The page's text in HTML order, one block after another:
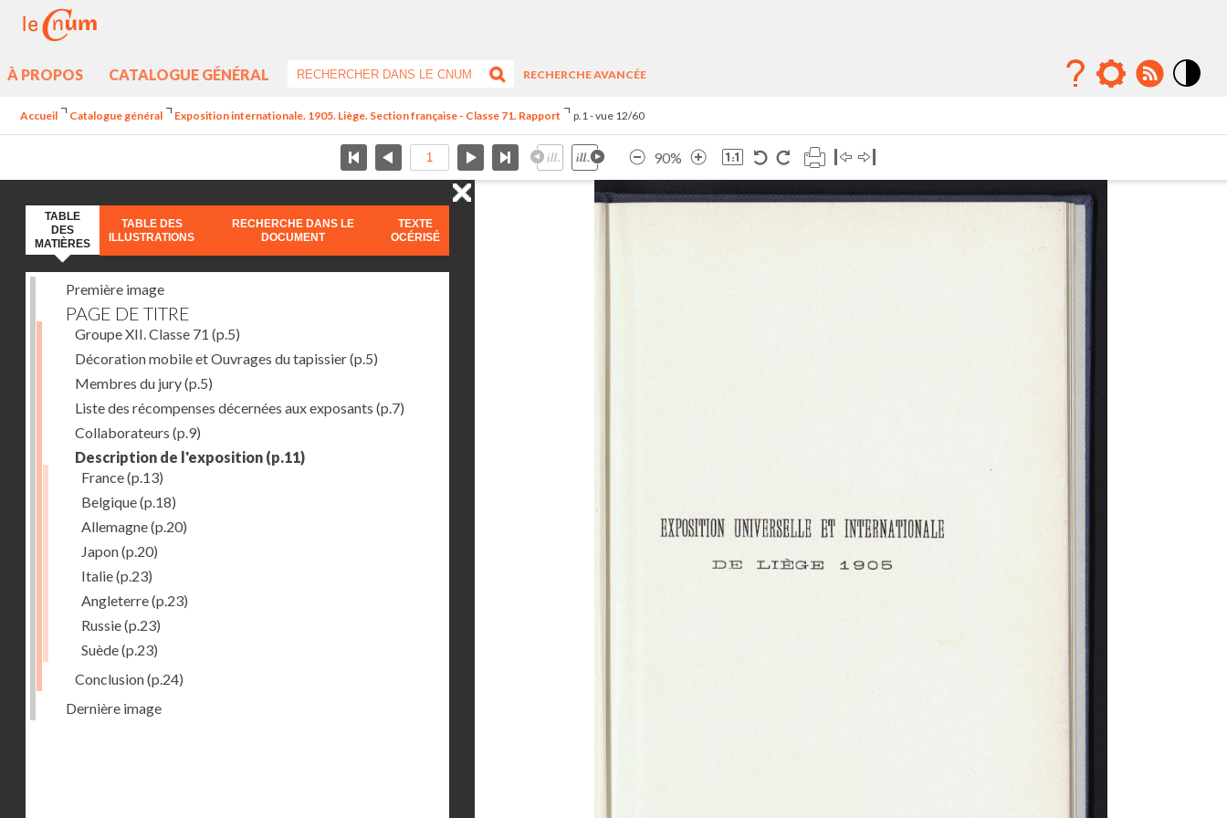
À PROPOS CATALOGUE GÉNÉRAL
RECHERCHE AVANCÉE
Accueil Catalogue général Exposition internationale. 1905. Liège. Section française - Classe 71. Rapport p.1 - vue 12/60
90%
TABLE
DES
MATIÈRES
TABLE DES
ILLUSTRATIONS
RECHERCHE DANS LE
DOCUMENT
TEXTE
OCÉRISÉ
Première image
PAGE DE TITRE
Groupe XII. Classe 71 (p.5)
Décoration mobile et Ouvrages du tapissier(p.5)
Membres du jury(p.5)
Liste des récompenses décernées aux exposants (p.7)
Collaborateurs (p.9)
Description de l'exposition (p.11)
France(p.13)
Belgique(p.18)
Allemagne(p.20)
Japon(p.20)
Italie(p.23)
Angleterre(p.23)
Russie(p.23)
Suède(p.23)
Conclusion(p.24)
Dernière image